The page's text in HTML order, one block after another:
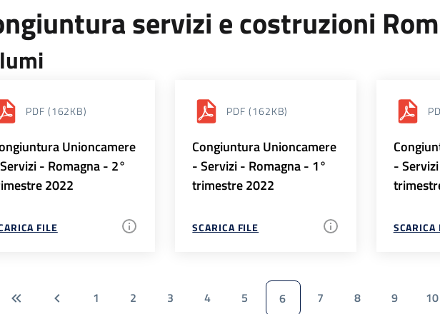
servizi e costruzioni
PDF (162KB)
Unioncamere
- Romagna - 2°
2022
FILE
PDF (162KB)
Congiuntura Unioncamere
- Servizi - Romagna - 1°
trimestre 2022
SCARICA FILE
-
SCARICA
1 2 3 4 5 6 7 8 9 10